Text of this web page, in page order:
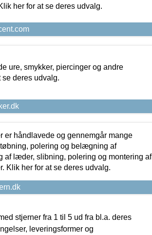
her for at se deres udvalg.
ure, smykker, piercinger og andre
deres udvalg.
er håndlavede og gennemgår mange
polering og belægning af
af læder, slibning, polering og montering af
Klik her for at se deres udvalg.
stjerner fra 1 til 5 ud fra bl.a. deres
leveringsformer og